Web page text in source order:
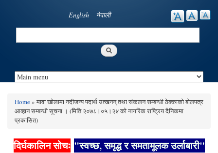
English नेपाली
Search
You are here
Home» मावा खोलामा नदीजन्य पदार्थ उत्खनन् तथा संकलन सम्बन्धी ठेक्काको बोलपत्र
आव्हान सम्बन्धी सूचना । (मिति २०७८।०५।२४ को नागरिक राष्ट्रिय दैनिकमा
प्रकासित)
दिर्घकालिन सोचः "स्वच्छ, समृद्ध र समतामूलक उर्लाबारी"